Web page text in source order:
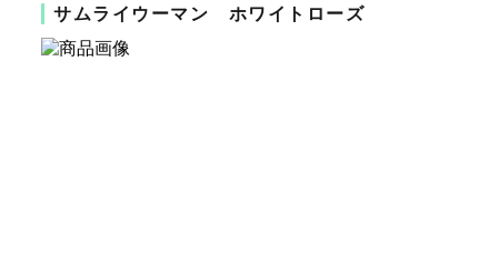
サムライウーマン ホワイトローズ